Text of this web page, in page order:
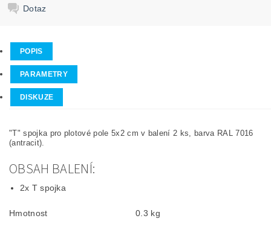
Dotaz
POPIS
PARAMETRY
DISKUZE
"T" spojka pro plotové pole 5x2 cm v balení 2 ks, barva RAL 7016
(antracit).
OBSAH BALENÍ:
2x T spojka
Hmotnost 0.3 kg